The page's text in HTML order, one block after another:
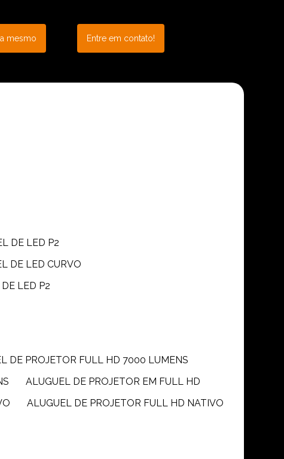
mesmo Entre em contato!
DE LED P2
DE LED CURVO
DE LED P2
DE PROJETOR FULL HD 7000 LUMENS
ALUGUEL DE PROJETOR EM FULL HD
ALUGUEL DE PROJETOR FULL HD NATIVO